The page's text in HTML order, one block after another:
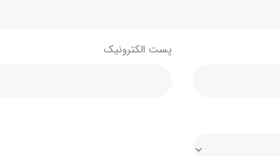
پست الکترونیک